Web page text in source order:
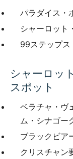
パラダイス・
シャーロット
99ステップス
シャーロッ
スポット
ベラチャ・ヴ
ム・シナゴー
ブラックビア
クリスチャン